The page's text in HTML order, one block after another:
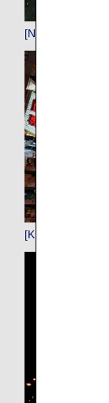
[NGO]名古屋
[KIX]関西